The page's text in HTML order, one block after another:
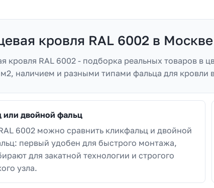
кровля RAL 6002 в Москве
кровля RAL 6002 - подборка реальных товаров в
наличием и разными типами фальца для кровли
или двойной фальц
6002 можно сравнить кликфальц и двойной
первый удобен для быстрого монтажа,
для закатной технологии и строгого
узла.